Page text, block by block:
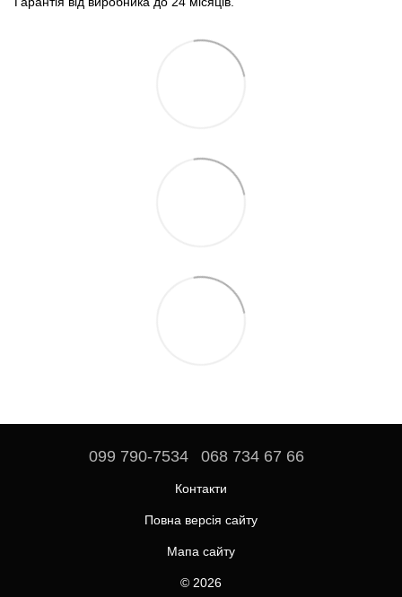
099 790-7534 068 734 67 66
Контакти
Повна версія сайту
Мапа сайту
© 2026